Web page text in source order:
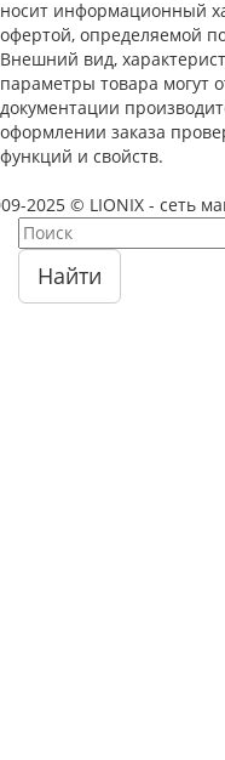
носит информационный
офертой, определяемой
Внешний вид,
параметры товара могут
документации
оформлении заказа
функций и свойств.
2025 © LIONIX - сеть
Найти